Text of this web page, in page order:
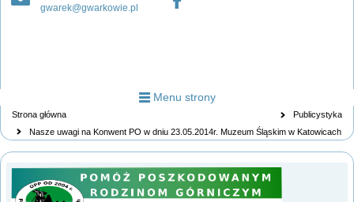
gwarek@gwarkowie.pl
Menu strony
Strona główna
Publicystyka
Nasze uwagi na Konwent PO w dniu 23.05.2014r. Muzeum Śląskim w Katowicach